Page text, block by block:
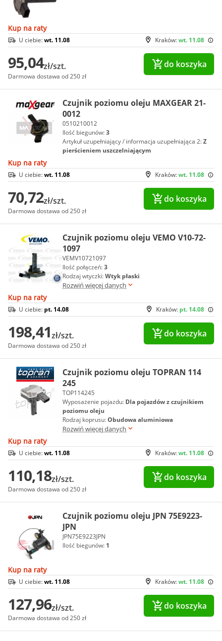
Kup na raty
Kraków:wt. 11.08
U ciebie:wt. 11.08
95,04zł/szt.
Darmowa dostawa od 250 zł
do koszyka
Czujnik poziomu oleju MAXGEAR 21-
0012
0510210012
Ilość biegunów:3
Artykuł uzupełniający / informacja uzupełniająca 2:Z
pierścieniem uszczelniającym
Kup na raty
Kraków:wt. 11.08
U ciebie:wt. 11.08
70,72zł/szt.
Darmowa dostawa od 250 zł
do koszyka
Czujnik poziomu oleju VEMO V10-72-
1097
VEMV10721097
Ilość połączeń:3
Rodzaj wtyczki:Wtyk płaski
Rozwiń więcej danych
Kup na raty
Kraków: pt. 14.08
U ciebie: pt. 14.08
198,41zł/szt.
Darmowa dostawa od 250 zł
do koszyka
Czujnik poziomu oleju TOPRAN 114
245
TOP114245
Wyposażenie pojazdu: Dla pojazdów z czujnikiem
poziomu oleju
Rodzaj koprusu:Obudowa aluminiowa
Rozwiń więcej danych
Kup na raty
Kraków:wt. 11.08
U ciebie:wt. 11.08
110,18zł/szt.
Darmowa dostawa od 250 zł
do koszyka
Czujnik poziomu oleju JPN 75E9223-
JPN
JPN75E9223JPN
Ilość biegunów: 1
Kup na raty
Kraków:wt. 11.08
U ciebie:wt. 11.08
127,96zł/szt.
Darmowa dostawa od 250 zł
do koszyka